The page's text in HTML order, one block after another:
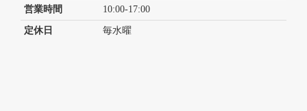
営業時間 10:00-17:00
定休日 毎水曜